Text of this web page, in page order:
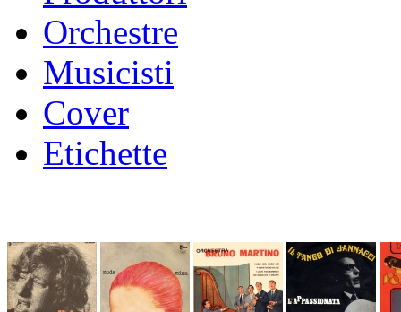
Orchestre
Musicisti
Cover
Etichette